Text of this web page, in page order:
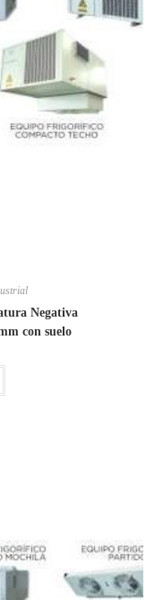
Negativa
con suelo